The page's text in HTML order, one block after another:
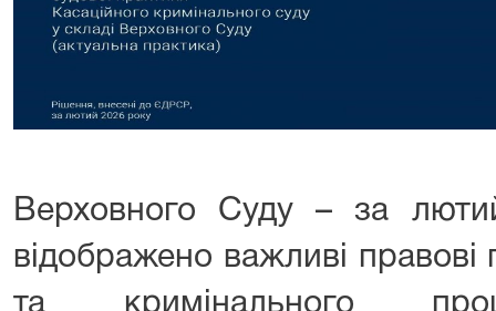
Верховного Суду – за
відображено важливі правові
та кримінального